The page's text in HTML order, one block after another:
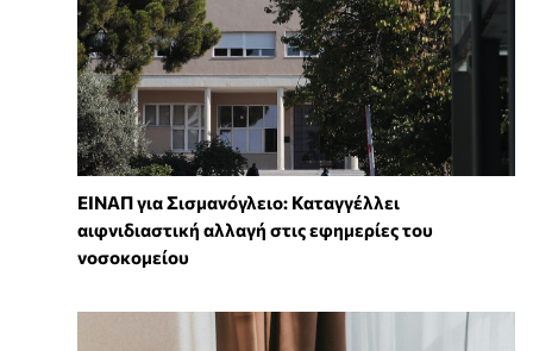
ΕΙΝΑΠ για Σισμανόγλειο: Καταγγέλλει
αιφνιδιαστική αλλαγή στις εφημερίες του
νοσοκομείου